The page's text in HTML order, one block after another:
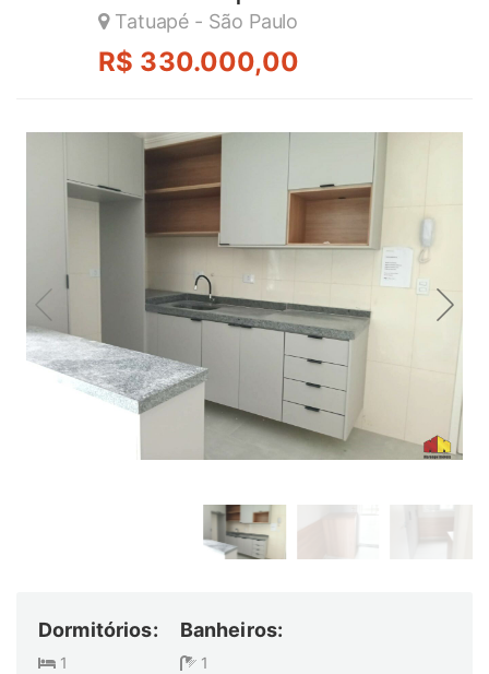
Tatuapé - São Paulo
R$ 330.000,00
Dormitórios:
1
Banheiros:
1